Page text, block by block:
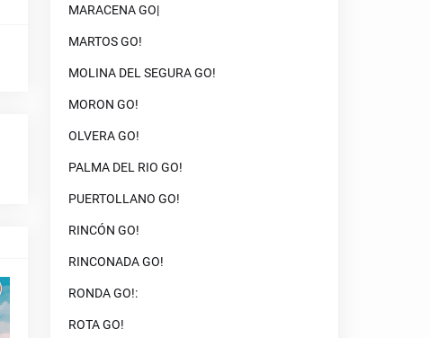
MARACENA GO|
MARTOS GO!
MOLINA DEL SEGURA GO!
MORON GO!
OLVERA GO!
PALMA DEL RIO GO!
PUERTOLLANO GO!
RINCÓN GO!
RINCONADA GO!
RONDA GO!:
ROTA GO!